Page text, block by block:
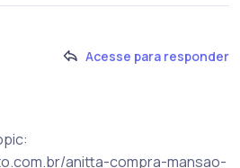
Acesse para responder
anitta-compra-mansao-